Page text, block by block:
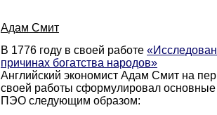
Адам Смит
В 1776 году в своей работе
причинах богатства народов»
Английский экономист Адам Смит на
своей работы сформулировал
ПЭО следующим образом: